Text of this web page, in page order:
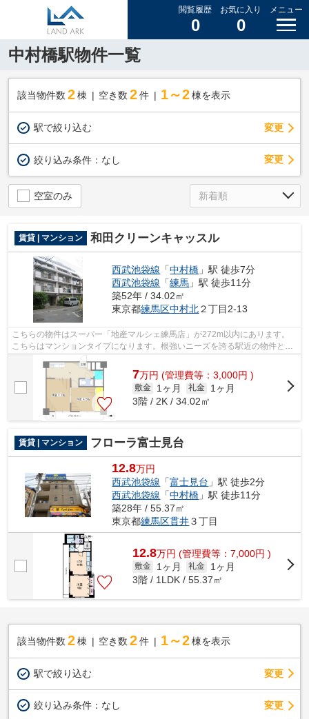
閲覧履歴
0
お気に入り
0
メニュー
中村橋駅物件一覧
該当物件数 2棟 空き数 2 件 1～2 棟を表示
駅で絞り込む 変更
絞り込み条件： なし 変更
空室のみ
賃貸 | マンション 和田クリーンキャッスル
西武池袋線 「中村橋 」駅 徒歩7分
西武池袋線 「練馬 」駅 徒歩11分
築52年 / 34.02㎡
東京都練馬区中村北２丁目2-13
こちらの物件はスーパー「地産マルシェ練馬店」が272m以内にあります。
こちらはマンションタイプになります。根強いニーズを誇る駅近の物件とな
7万円 (管理費等：3,000円 )
敷金 1ヶ月 礼金
1ヶ月
3階 / 2K / 34.02㎡
賃貸 | マンション フローラ富士見台
12.8万円
西武池袋線 「富士見台 」駅 徒歩2分
西武池袋線 「中村橋 」駅 徒歩11分
築28年 / 55.37㎡
東京都練馬区貫井３丁目
12.8万円 (管理費等：7,000円 )
敷金 1ヶ月 礼金
1ヶ月
3階 / 1LDK / 55.37㎡
該当物件数 2棟 空き数 2 件 1～2 棟を表示
駅で絞り込む 変更
絞り込み条件： なし 変更